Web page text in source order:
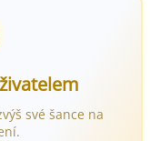
své šance na